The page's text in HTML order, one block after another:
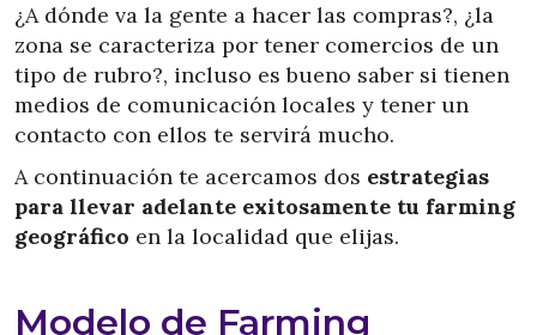
¿A dónde va la gente a hacer las compras?, ¿la
zona se caracteriza por tener comercios de un
tipo de rubro?, incluso es bueno saber si tienen
medios de comunicación locales y tener un
contacto con ellos te servirá mucho.
A continuación te acercamos dos estrategias
para llevar adelante exitosamente tu farming
geográfico en la localidad que elijas.
Modelo de Farming